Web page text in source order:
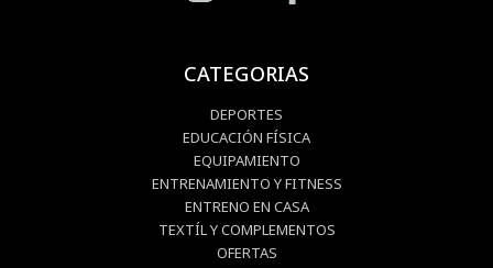
CATEGORIAS
DEPORTES
EDUCACIÓN FÍSICA
EQUIPAMIENTO
ENTRENAMIENTO Y FITNESS
ENTRENO EN CASA
TEXTÍL Y COMPLEMENTOS
OFERTAS